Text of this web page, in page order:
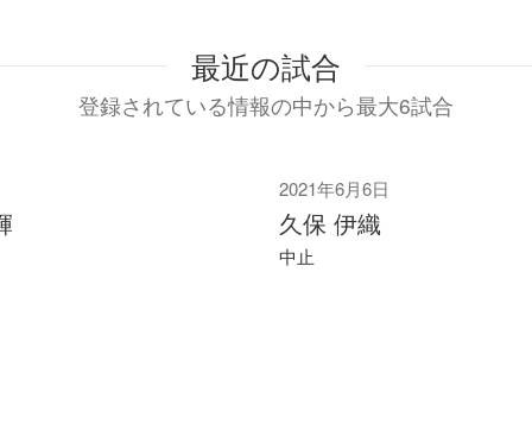
最近の試合
登録されている情報の中から最大6試合
2021年6月6日
久保 伊織
中止